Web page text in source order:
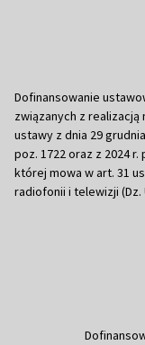
Dofinansowanie
związanych z
ustawy z dnia 29
poz. 1722 oraz z 2024
której mowa w art. 31
radiofonii i telewizji (Dz.